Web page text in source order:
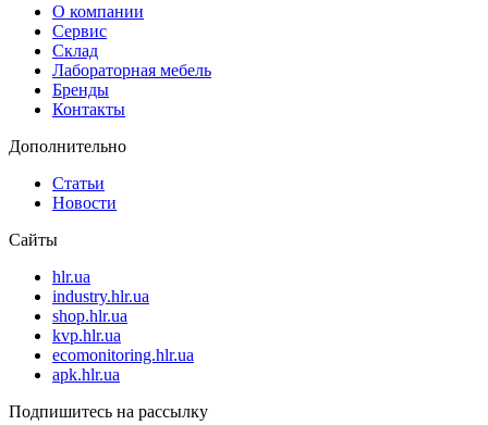
О компании
Сервис
Склад
Лабораторная мебель
Бренды
Контакты
Дополнительно
Статьи
Новости
Сайты
hlr.ua
industry.hlr.ua
shop.hlr.ua
kvp.hlr.ua
ecomonitoring.hlr.ua
apk.hlr.ua
Подпишитесь на рассылку